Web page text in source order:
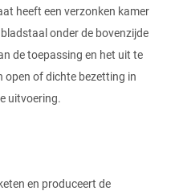
heeft een verzonken kamer
onder de bovenzijde
de toepassing en het uit te
open of dichte bezetting in
uitvoering.
en produceert de